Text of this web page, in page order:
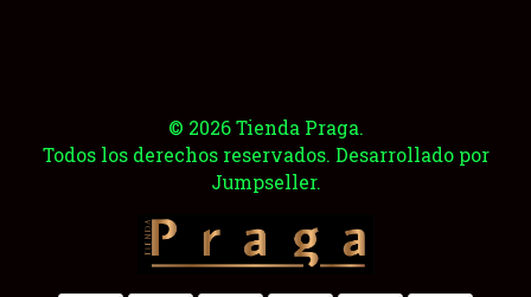
© 2026 Tienda Praga.
Todos los derechos reservados. Desarrollado por
Jumpseller.